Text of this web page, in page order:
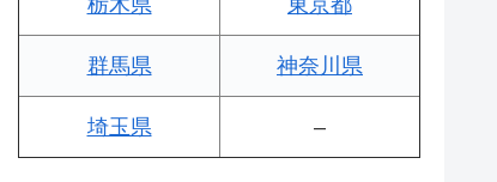
栃木県 東京都
群馬県 神奈川県
埼玉県 –